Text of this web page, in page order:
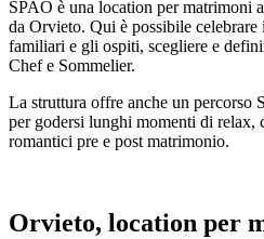
SPAO è una location per matrimoni
da Orvieto. Qui è possibile
familiari e gli ospiti, scegliere e
Chef e Sommelier.
La struttura offre anche un percorso
per godersi lunghi momenti di relax,
romantici pre e post matrimonio.
Orvieto, location per